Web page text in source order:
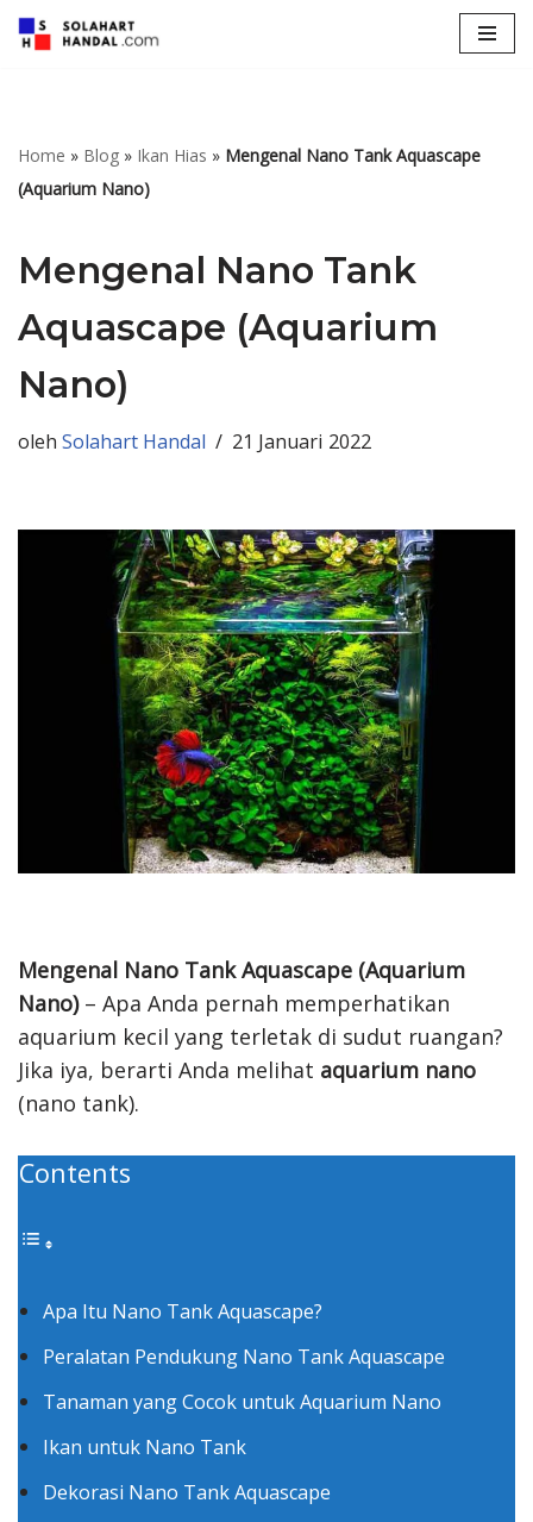
Home » Blog » Ikan Hias » Mengenal Nano Tank Aquascape
(Aquarium Nano)
Mengenal Nano Tank
Aquascape (Aquarium
Nano)
oleh Solahart Handal 21 Januari 2022
Mengenal Nano Tank Aquascape (Aquarium
Nano)– Apa Anda pernah memperhatikan
aquarium kecil yang terletak di sudut ruangan?
Jika iya, berarti Anda melihat aquarium nano
(nano tank).
Contents
Apa Itu Nano Tank Aquascape?
Peralatan Pendukung Nano Tank Aquascape
Tanaman yang Cocok untuk Aquarium Nano
Ikan untuk Nano Tank
Dekorasi Nano Tank Aquascape